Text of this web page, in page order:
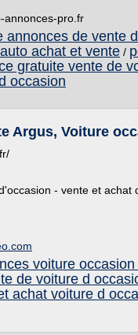
annonces-pro.fr
annonces de vente
achat et vente /
gratuite vente de
occasion
Argus, Voiture
- vente et achat
voiture
de voiture d
achat voiture d